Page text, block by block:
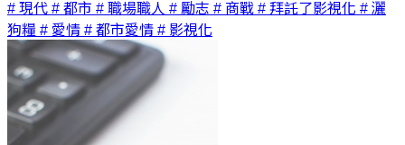
# 現代 # 都市 # 職場職人 # 勵志 # 商戰 # 拜託了影視化 # 灑
狗糧 # 愛情 # 都市愛情 # 影視化